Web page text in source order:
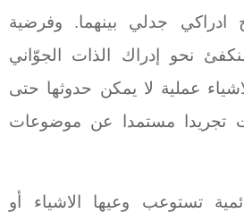
ادراكي جدلي بينهما. وفرضية
نحو إدراك الذات الجوّاني
عملية لا يمكن حدوثها حتى
تجريدا مستمدا عن موضوعات
تستوعب وعيها الاشياء أو